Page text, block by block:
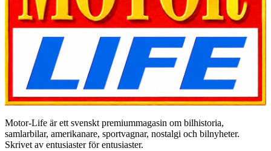
Motor-Life är ett svenskt premiummagasin om bilhistoria,
samlarbilar, amerikanare, sportvagnar, nostalgi och bilnyheter.
Skrivet av entusiaster för entusiaster.